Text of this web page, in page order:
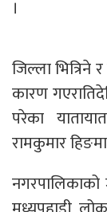
।
जिल्ला भित्रिने
कारण
परेका
रामकुमार